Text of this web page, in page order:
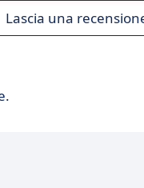
Lascia una